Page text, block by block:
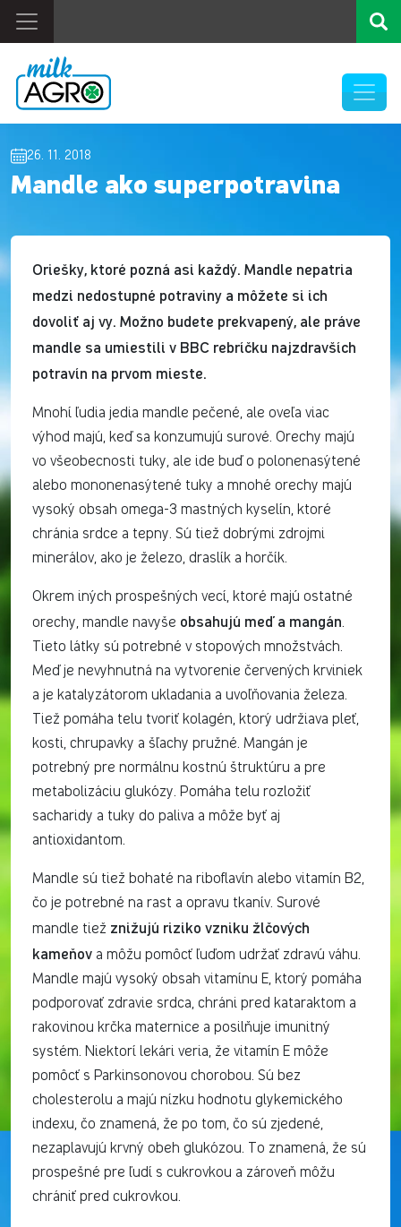
26. 11. 2018
Mandle ako superpotravina
Oriešky, ktoré pozná asi každý. Mandle nepatria
medzi nedostupné potraviny a môžete si ich
dovoliť aj vy. Možno budete prekvapený, ale práve
mandle sa umiestili v BBC rebríčku najzdravších
potravín na prvom mieste.
Mnohí ľudia jedia mandle pečené, ale oveľa viac
výhod majú, keď sa konzumujú surové. Orechy majú
vo všeobecnosti tuky, ale ide buď o polonenasýtené
alebo mononenasýtené tuky a mnohé orechy majú
vysoký obsah omega-3 mastných kyselín, ktoré
chránia srdce a tepny. Sú tiež dobrými zdrojmi
minerálov, ako je železo, draslík a horčík.
Okrem iných prospešných vecí, ktoré majú ostatné
orechy, mandle navyše obsahujú meď a mangán.
Tieto látky sú potrebné v stopových množstvách.
Meď je nevyhnutná na vytvorenie červených krviniek
a je katalyzátorom ukladania a uvoľňovania železa.
Tiež pomáha telu tvoriť kolagén, ktorý udržiava pleť,
kosti, chrupavky a šľachy pružné. Mangán je
potrebný pre normálnu kostnú štruktúru a pre
metabolizáciu glukózy. Pomáha telu rozložiť
sacharidy a tuky do paliva a môže byť aj
antioxidantom.
Mandle sú tiež bohaté na riboflavín alebo vitamín B2,
čo je potrebné na rast a opravu tkanív. Surové
mandle tiež znižujú riziko vzniku žlčových
kameňov a môžu pomôcť ľuďom udržať zdravú váhu.
Mandle majú vysoký obsah vitamínu E, ktorý pomáha
podporovať zdravie srdca, chráni pred kataraktom a
rakovinou krčka maternice a posilňuje imunitný
systém. Niektorí lekári veria, že vitamín E môže
pomôcť s Parkinsonovou chorobou. Sú bez
cholesterolu a majú nízku hodnotu glykemického
indexu, čo znamená, že po tom, čo sú zjedené,
nezaplavujú krvný obeh glukózou. To znamená, že sú
prospešné pre ľudí s cukrovkou a zároveň môžu
chrániť pred cukrovkou.